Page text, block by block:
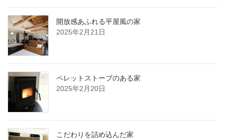
開放感あふれる平屋風の家
2025年2月21日
ペレットストーブのある家
2025年2月20日
こだわりを詰め込んだ家